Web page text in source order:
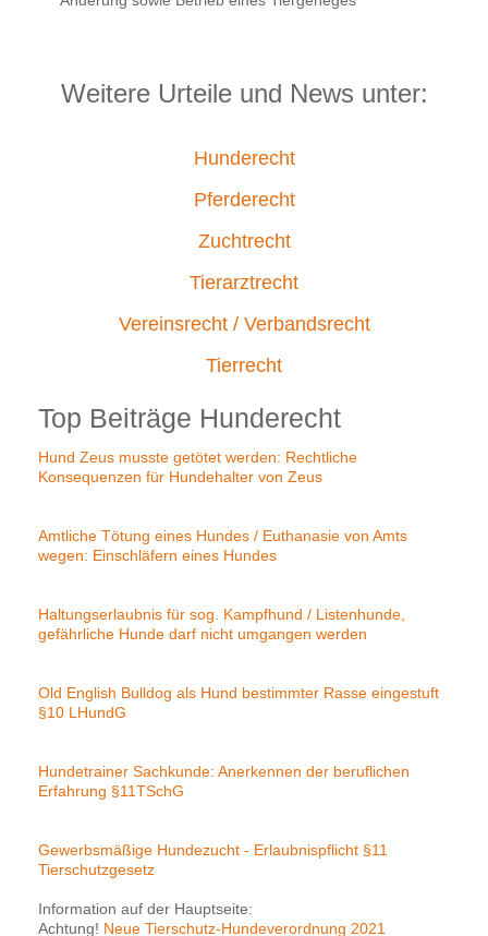
Weitere Urteile und News unter:
Hunderecht
Pferderecht
Zuchtrecht
Tierarztrecht
Vereinsrecht / Verbandsrecht
Tierrecht
Top Beiträge Hunderecht
Hund Zeus musste getötet werden: Rechtliche
Konsequenzen für Hundehalter von Zeus
Amtliche Tötung eines Hundes / Euthanasie von Amts
wegen: Einschläfern eines Hundes
Haltungserlaubnis für sog. Kampfhund / Listenhunde,
gefährliche Hunde darf nicht umgangen werden
Old English Bulldog als Hund bestimmter Rasse eingestuft
§10 LHundG
Hundetrainer Sachkunde: Anerkennen der beruflichen
Erfahrung §11TSchG
Gewerbsmäßige Hundezucht - Erlaubnispflicht §11
Tierschutzgesetz
Information auf der Hauptseite:
Achtung! Neue Tierschutz-Hundeverordnung 2021